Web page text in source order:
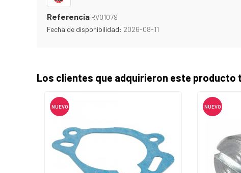
Referencia RV01079
Fecha de disponibilidad: 2026-08-11
Los clientes que adquirieron este producto
NUEVO NUEVO